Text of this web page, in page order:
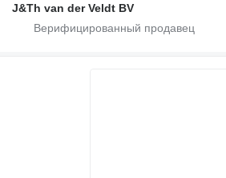
J&Th van der Veldt BV